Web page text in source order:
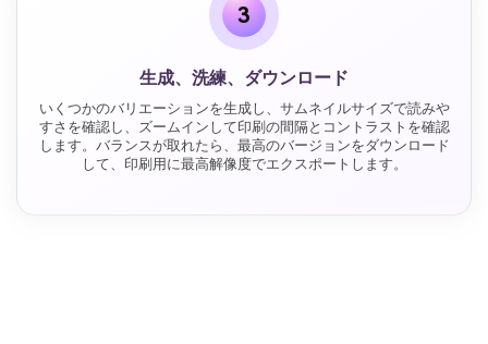
3
生成、洗練、ダウンロード
いくつかのバリエーションを生成し、サムネイルサイズで読みや
すさを確認し、ズームインして印刷の間隔とコントラストを確認
します。バランスが取れたら、最高のバージョンをダウンロード
して、印刷用に最高解像度でエクスポートします。